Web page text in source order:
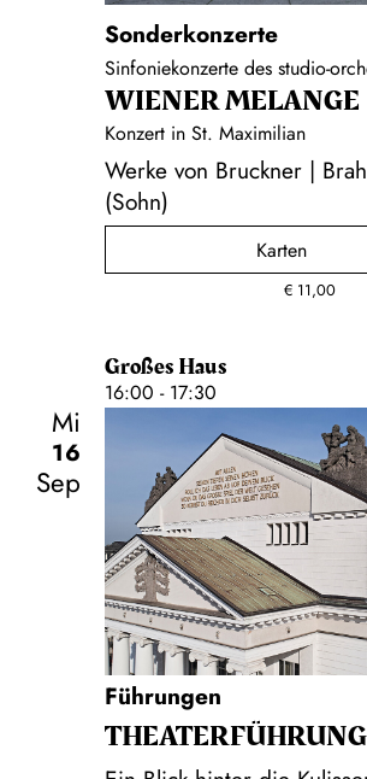
Sonderkonzerte
Sinfoniekonzerte des studio-
WIENER MELANGE
Konzert in St. Maximilian
Werke von Bruckner |
(Sohn)
Karten
€ 11,00
Großes Haus
16:00 - 17:30
Mi
16
Sep
Führungen
THEATER­FÜHR­UNG